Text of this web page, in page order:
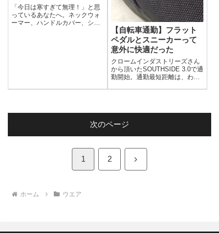
地】
「今日は寒すぎて無理！」と思
っているあなたへ。ネックウォ
ーマー、ハンドルカバー、シュ
【自転車通勤】フラット
ペダルとスニーカーって
意外に快適だった
クロームインダストリーズさん
から頂いたSOUTHSIDE 3.0で通
勤開始。通勤最短距離は、わず
ったことに気が付いた
次のページ
1 2 次
ホーム ウエア